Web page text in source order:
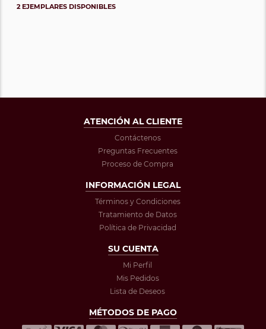
2 EJEMPLARES DISPONIBLES
ATENCIÓN AL CLIENTE
Contáctenos
Preguntas Frecuentes
Proceso de Compra
INFORMACIÓN LEGAL
Términos y Condiciones
Tratamiento de Datos
Política de Privacidad
SU CUENTA
Mi Perfil
Mis Pedidos
Lista de Deseos
MÉTODOS DE PAGO